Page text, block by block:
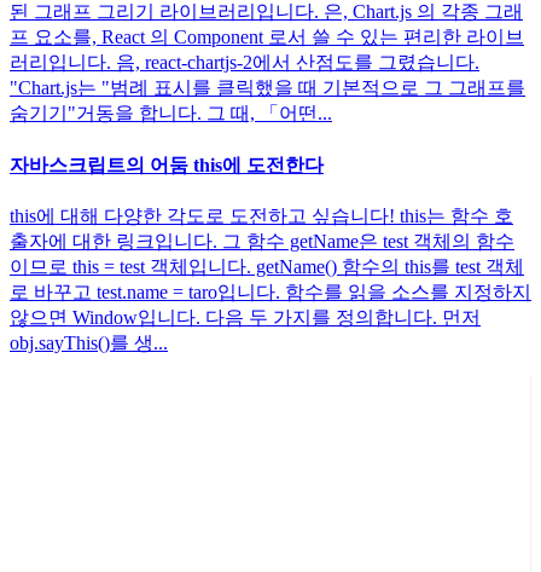
된 그래프 그리기 라이브러리입니다. 은, Chart.js 의 각종 그래
프 요소를, React 의 Component 로서 쓸 수 있는 편리한 라이브
러리입니다. 음, react-chartjs-2에서 산점도를 그렸습니다.
"Chart.js는 "범례 표시를 클릭했을 때 기본적으로 그 그래프를
숨기기"거동을 합니다. 그 때, 「어떤...
자바스크립트의 어둠 this에 도전한다
this에 대해 다양한 각도로 도전하고 싶습니다! this는 함수 호
출자에 대한 링크입니다. 그 함수 getName은 test 객체의 함수
이므로 this = test 객체입니다. getName() 함수의 this를 test 객체
로 바꾸고 test.name = taro입니다. 함수를 읽을 소스를 지정하지
않으면 Window입니다. 다음 두 가지를 정의합니다. 먼저
obj.sayThis()를 생...